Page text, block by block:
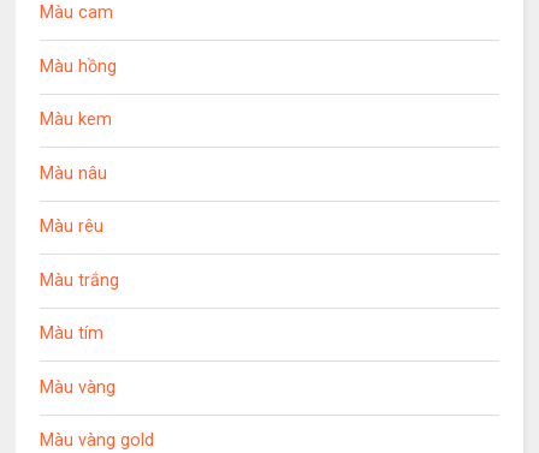
Màu cam
Màu hồng
Màu kem
Màu nâu
Màu rêu
Màu trắng
Màu tím
Màu vàng
Màu vàng gold